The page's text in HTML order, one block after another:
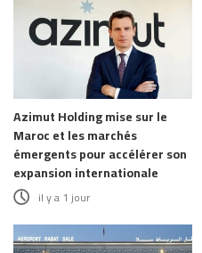
Azimut Holding mise sur le
Maroc et les marchés
émergents pour accélérer son
expansion internationale
il y a 1 jour